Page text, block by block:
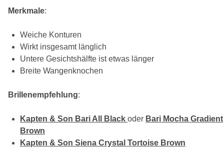
Merkmale:
Weiche Konturen
Wirkt insgesamt länglich
Untere Gesichtshälfte ist etwas länger
Breite Wangenknochen
Brillenempfehlung:
Kapten & Son Bari All Black oder Bari Mocha Gradient
Brown
Kapten & Son Siena Crystal Tortoise Brown